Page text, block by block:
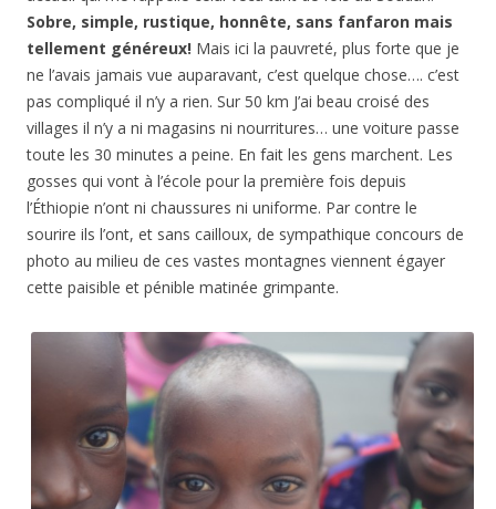
Sobre, simple, rustique, honnête, sans fanfaron mais
tellement généreux! Mais ici la pauvreté, plus forte que je
ne l’avais jamais vue auparavant, c’est quelque chose…. c’est
pas compliqué il n’y a rien. Sur 50 km J’ai beau croisé des
villages il n’y a ni magasins ni nourritures… une voiture passe
toute les 30 minutes a peine. En fait les gens marchent. Les
gosses qui vont à l’école pour la première fois depuis
l’Éthiopie n’ont ni chaussures ni uniforme. Par contre le
sourire ils l’ont, et sans cailloux, de sympathique concours de
photo au milieu de ces vastes montagnes viennent égayer
cette paisible et pénible matinée grimpante.